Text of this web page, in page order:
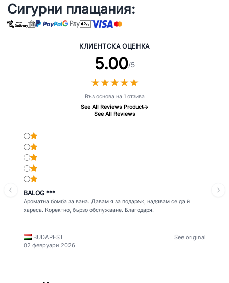
Сигурни плащания:
КЛИЕНТСКА ОЦЕНКА
5.00/5
★★★★★
★★★★★
Въз основа на 1 отзива
See All Reviews Product
See All Reviews
BALOG ***
Ароматна бомба за вана. Давам я за подарък, надявам се да ѝ
хареса. Коректно, бързо обслужване. Благодаря!
BUDAPEST
See original
02 февруари 2026